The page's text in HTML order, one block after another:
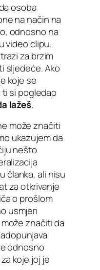
osoba
na način na
odnosno na
video clipu.
za brzim
sljedeće. Ako
koje se
si pogledao
lažeš.
može značiti
ukazujem da
nešto
članka, ali nisu
za otkrivanje
o prošlom
usmjeri
značiti da
odnosno
koje joj je